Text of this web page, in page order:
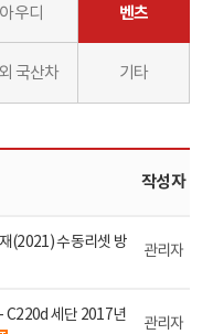
아우디 벤츠
국산차 기타
작성자
(2021) 수동리셋 방
관리자
C220d 세단 2017년
관리자